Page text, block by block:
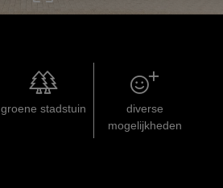
groene stadstuin
diverse
mogelijkheden